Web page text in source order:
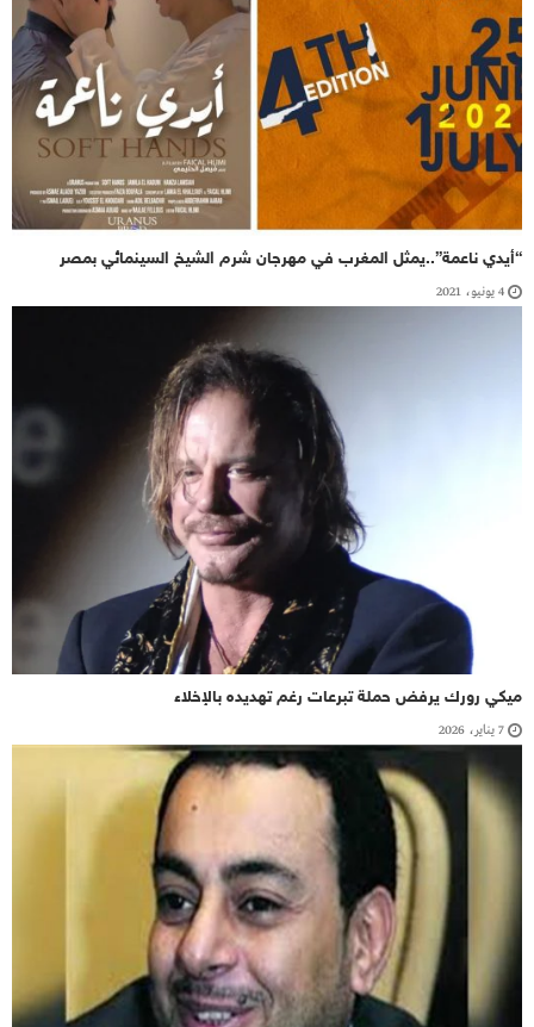
“أيدي ناعمة”..يمثل المغرب في مهرجان شرم الشيخ السينمائي بمصر
4 يونيو، 2021
ميكي رورك يرفض حملة تبرعات رغم تهديده بالإخلاء
7 يناير، 2026